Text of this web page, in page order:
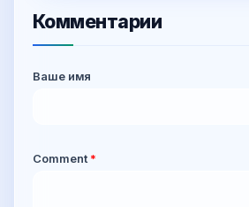
Комментарии
Ваше имя
Comment *